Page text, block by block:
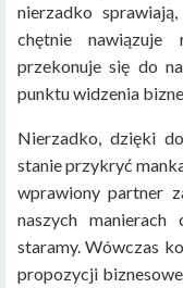
nierzadko
chętnie
przekonuje się do
punktu widzenia
Nierzadko, dzięki
stanie przykryć
wprawiony partner
naszych
staramy. Wówczas
propozycji